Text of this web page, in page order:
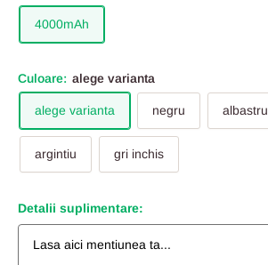
4000mAh
Culoare: alege varianta
alege varianta negru albastru
argintiu gri inchis
Detalii suplimentare: